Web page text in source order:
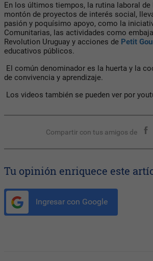
En los últimos tiempos, la rutina laboral de
montón de proyectos de interés social,
pasión y poquísimo apoyo, como la
Comunitarias, las actividades como
Revolution Uruguay y acciones de Petit
educativos públicos.
El común denominador es la huerta y la
de convivencia y aprendizaje.
Los videos también se pueden ver por
Compartir con tus amigos de
Tu opinión enriquece este
Ingresar con Google